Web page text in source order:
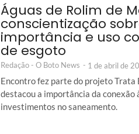
Águas de Rolim de
conscientização
importância e uso
de esgoto
Redação - O Boto News - 1 de abril de
Encontro fez parte do projeto Trata
destacou a importância da conexão
investimentos no saneamento.